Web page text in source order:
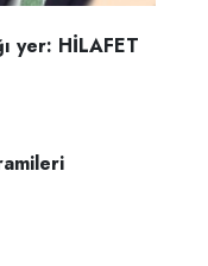
yer: HİLAFET